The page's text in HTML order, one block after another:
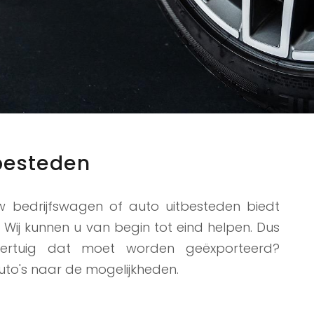
bedrijfswagen of auto uitbesteden biedt
kunnen u van begin tot eind helpen. Dus
dat moet worden geëxporteerd?
naar de mogelijkheden.